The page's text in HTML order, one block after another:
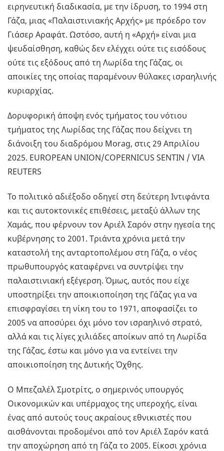
ειρηνευτική διαδικασία, με την ίδρυση, το 1994 στη
Γάζα, μιας «Παλαιστινιακής Αρχής» με πρόεδρο τον
Γιάσερ Αραφάτ. Ωστόσο, αυτή η «Αρχή» είναι μια
ψευδαίσθηση, καθώς δεν ελέγχει ούτε τις εισόδους
ούτε τις εξόδους από τη Λωρίδα της Γάζας, οι
αποικίες της οποίας παραμένουν θύλακες ισραηλινής
κυριαρχίας.
Δορυφορική άποψη ενός τμήματος του νότιου
τμήματος της Λωρίδας της Γάζας που δείχνει τη
διάνοιξη του διαδρόμου Morag, στις 29 Απριλίου
2025. EUROPEAN UNION/COPERNICUS SENTIN / VIA
REUTERS
Το πολιτικό αδιέξοδο οδηγεί στη δεύτερη Ιντιφάντα
και τις αυτοκτονικές επιθέσεις, μεταξύ άλλων της
Χαμάς, που φέρνουν τον Αριέλ Σαρόν στην ηγεσία της
κυβέρνησης το 2001. Τριάντα χρόνια μετά την
καταστολή της ανταρτοπολέμου στη Γάζα, ο νέος
πρωθυπουργός καταφέρνει να συντρίψει την
παλαιστινιακή εξέγερση. Όμως, αυτός που είχε
υποστηρίξει την αποικιοποίηση της Γάζας για να
επισφραγίσει τη νίκη του το 1971, αποφασίζει το
2005 να αποσύρει όχι μόνο τον ισραηλινό στρατό,
αλλά και τις λίγες χιλιάδες αποίκων από τη Λωρίδα
της Γάζας, έστω και μόνο για να εντείνει την
αποικιοποίηση της Δυτικής Όχθης.
Ο Μπεζαλέλ Σμοτρίτς, ο σημερινός υπουργός
Οικονομικών και υπέρμαχος της υπεροχής, είναι
ένας από αυτούς τους ακραίους εθνικιστές που
αισθάνονται προδομένοι από τον Αριέλ Σαρόν κατά
την αποχώρηση από τη Γάζα το 2005. Είκοσι χρόνια